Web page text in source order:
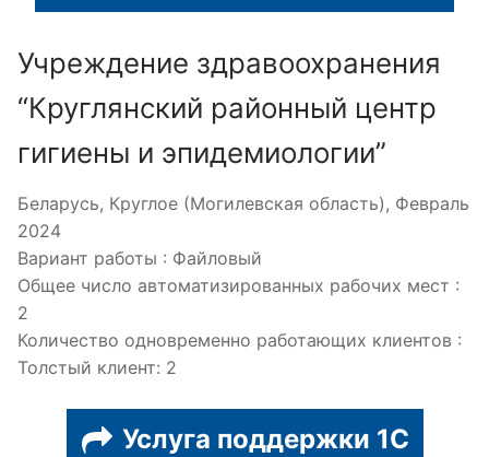
Учреждение здравоохранения
“Круглянский районный центр
гигиены и эпидемиологии”
Беларусь, Круглое (Могилевская область), Февраль
2024
Вариант работы : Файловый
Общее число автоматизированных рабочих мест :
2
Количество одновременно работающих клиентов :
Толстый клиент: 2
Услуга поддержки 1С